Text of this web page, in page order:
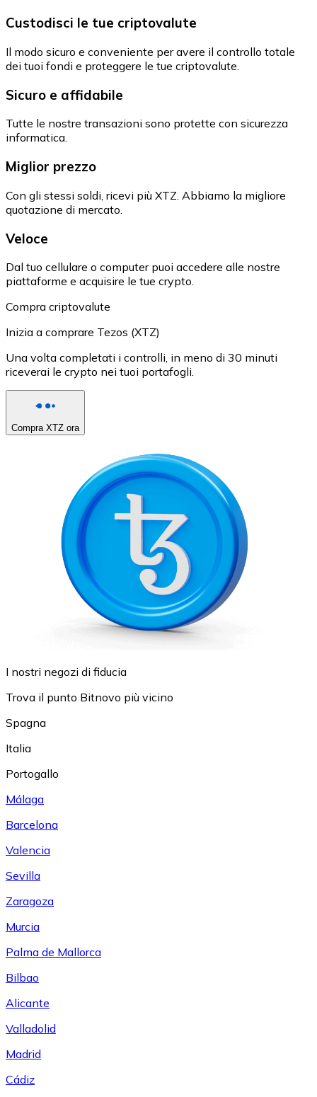
Custodisci le tue criptovalute
Il modo sicuro e conveniente per avere il controllo totale
dei tuoi fondi e proteggere le tue criptovalute.
Sicuro e affidabile
Tutte le nostre transazioni sono protette con sicurezza
informatica.
Miglior prezzo
Con gli stessi soldi, ricevi più XTZ. Abbiamo la migliore
quotazione di mercato.
Veloce
Dal tuo cellulare o computer puoi accedere alle nostre
piattaforme e acquisire le tue crypto.
Compra criptovalute
Inizia a comprare Tezos (XTZ)
Una volta completati i controlli, in meno di 30 minuti
riceverai le crypto nei tuoi portafogli.
Compra XTZ ora
I nostri negozi di fiducia
Trova il punto Bitnovo più vicino
Spagna
Italia
Portogallo
Málaga
Barcelona
Valencia
Sevilla
Zaragoza
Murcia
Palma de Mallorca
Bilbao
Alicante
Valladolid
Madrid
Cádiz